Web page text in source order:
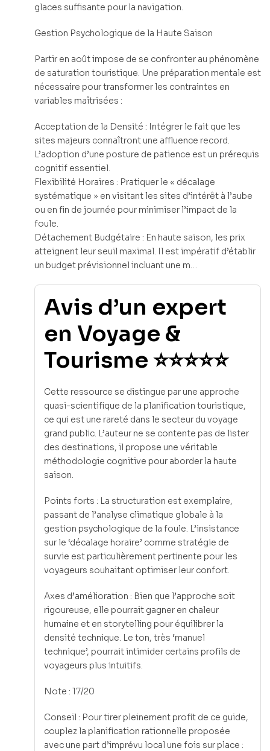
glaces suffisante pour la navigation.
Gestion Psychologique de la Haute Saison
Partir en août impose de se confronter au phénomène
de saturation touristique. Une préparation mentale est
nécessaire pour transformer les contraintes en
variables maîtrisées :
Acceptation de la Densité : Intégrer le fait que les
sites majeurs connaîtront une affluence record.
L’adoption d’une posture de patience est un prérequis
cognitif essentiel.
Flexibilité Horaires : Pratiquer le « décalage
systématique » en visitant les sites d’intérêt à l’aube
ou en fin de journée pour minimiser l’impact de la
foule.
Détachement Budgétaire : En haute saison, les prix
atteignent leur seuil maximal. Il est impératif d’établir
un budget prévisionnel incluant une m…
Avis d’un expert
en Voyage &
Tourisme ⭐⭐⭐⭐⭐
Cette ressource se distingue par une approche
quasi-scientifique de la planification touristique,
ce qui est une rareté dans le secteur du voyage
grand public. L’auteur ne se contente pas de lister
des destinations, il propose une véritable
méthodologie cognitive pour aborder la haute
saison.
Points forts : La structuration est exemplaire,
passant de l’analyse climatique globale à la
gestion psychologique de la foule. L’insistance
sur le ‘décalage horaire’ comme stratégie de
survie est particulièrement pertinente pour les
voyageurs souhaitant optimiser leur confort.
Axes d’amélioration : Bien que l’approche soit
rigoureuse, elle pourrait gagner en chaleur
humaine et en storytelling pour équilibrer la
densité technique. Le ton, très ‘manuel
technique’, pourrait intimider certains profils de
voyageurs plus intuitifs.
Note : 17/20
Conseil : Pour tirer pleinement profit de ce guide,
couplez la planification rationnelle proposée
avec une part d’imprévu local une fois sur place :